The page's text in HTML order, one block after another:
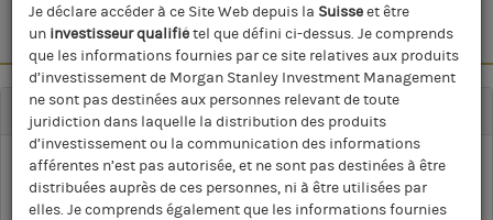
Filtrer par Réinitialiser
ABSOLUTE RETURN(9)
Classe A ISIN: LU2607190928
Je déclare accéder à ce Site Web depuis la Suisseet être
un investisseur qualifiétel que défini ci-dessus. Je comprends
que les informations fournies par ce site relatives aux produits
d’investissement de Morgan Stanley Investment Management
ne sont pas destinées aux personnes relevant de toute
juridiction dans laquelle la distribution des produits
d’investissement ou la communication des informations
afférentes n’est pas autorisée, et ne sont pas destinées à être
distribuées auprès de ces personnes, ni à être utilisées par
elles. Je comprends également que les informations fournies